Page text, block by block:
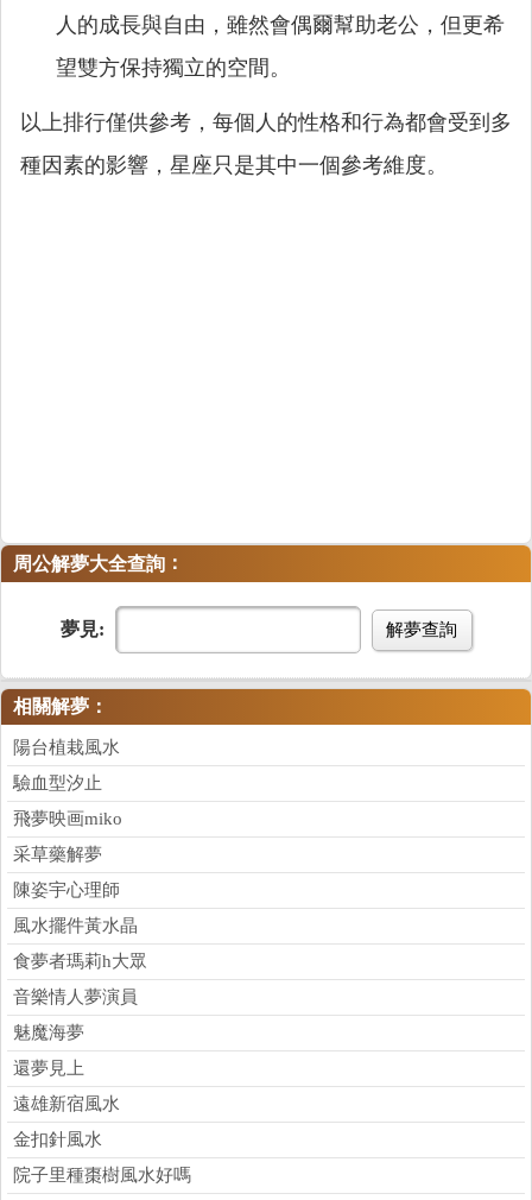
人的成長與自由，雖然會偶爾幫助老公，但更希
望雙方保持獨立的空間。
以上排行僅供參考，每個人的性格和行為都會受到多
種因素的影響，星座只是其中一個參考維度。
周公解夢大全查詢 ：
夢見: 解夢查詢
相關解夢：
陽台植栽風水
驗血型汐止
飛夢映画miko
采草藥解夢
陳姿宇心理師
風水擺件黃水晶
食夢者瑪莉h大眾
音樂情人夢演員
魅魔海夢
還夢見上
遠雄新宿風水
金扣針風水
院子里種棗樹風水好嗎